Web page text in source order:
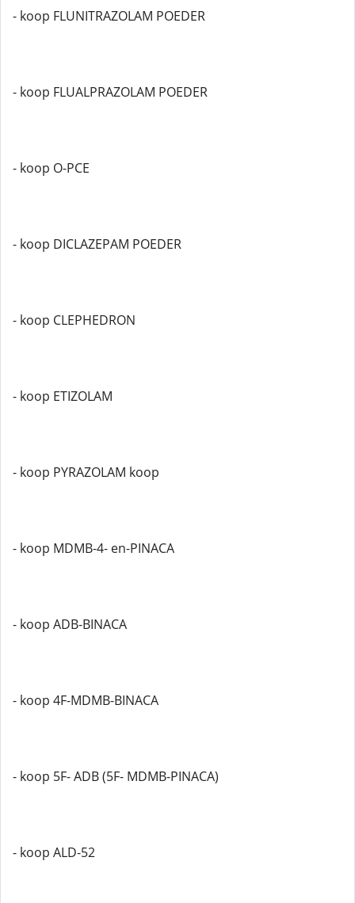
- koop FLUNITRAZOLAM POEDER
- koop FLUALPRAZOLAM POEDER
- koop O-PCE
- koop DICLAZEPAM POEDER
- koop CLEPHEDRON
- koop ETIZOLAM
- koop PYRAZOLAM koop
- koop MDMB-4- en-PINACA
- koop ADB-BINACA
- koop 4F-MDMB-BINACA
- koop 5F- ADB (5F- MDMB-PINACA)
- koop ALD-52